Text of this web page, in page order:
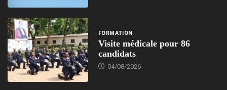
FORMATION
Visite médicale pour 86
candidats
04/08/2026